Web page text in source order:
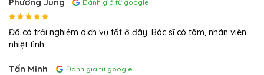
Đánh giá từ google
Đã có trải nghiệm dịch vụ tốt ở đây, Bác sĩ có tâm, nhân viên
nhiệt tình
Tấn Minh Đánh giá từ google